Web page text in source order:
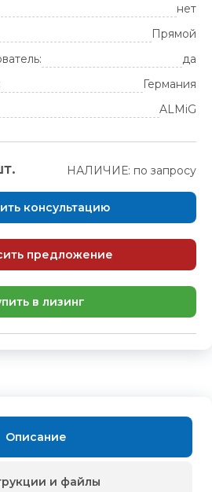
нет
Прямой
да
Германия
ALMiG
НАЛИЧИЕ: по запросу
консультацию
предложение
в лизинг
Описание
и файлы